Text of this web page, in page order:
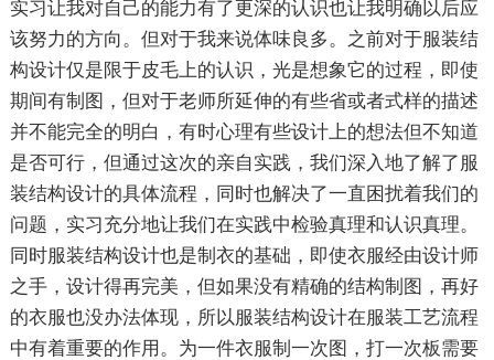
实习让我对自己的能力有了更深的认识也让我明确以后应
该努力的方向。但对于我来说体味良多。之前对于服装结
构设计仅是限于皮毛上的认识，光是想象它的过程，即使
期间有制图，但对于老师所延伸的有些省或者式样的描述
并不能完全的明白，有时心理有些设计上的想法但不知道
是否可行，但通过这次的亲自实践，我们深入地了解了服
装结构设计的具体流程，同时也解决了一直困扰着我们的
问题，实习充分地让我们在实践中检验真理和认识真理。
同时服装结构设计也是制衣的基础，即使衣服经由设计师
之手，设计得再完美，但如果没有精确的结构制图，再好
的衣服也没办法体现，所以服装结构设计在服装工艺流程
中有着重要的作用。为一件衣服制一次图，打一次板需要